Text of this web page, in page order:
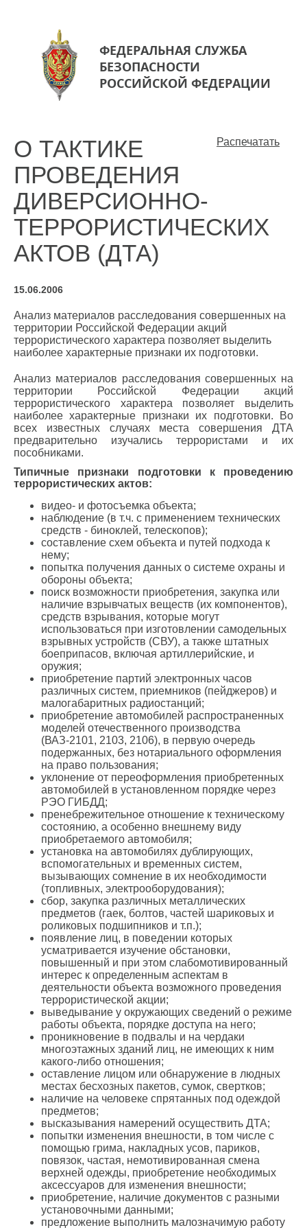
ФЕДЕРАЛЬНАЯ СЛУЖБА
БЕЗОПАСНОСТИ
РОССИЙСКОЙ ФЕДЕРАЦИИ
Распечатать
О ТАКТИКЕ
ПРОВЕДЕНИЯ
ДИВЕРСИОННО-
ТЕРРОРИСТИЧЕСКИХ
АКТОВ (ДТА)
15.06.2006
Анализ материалов расследования совершенных на
территории Российской Федерации акций
террористического характера позволяет выделить
наиболее характерные признаки их подготовки.
Анализ материалов расследования совершенных на
территории Российской Федерации акций
террористического характера позволяет выделить
наиболее характерные признаки их подготовки. Во
всех известных случаях места совершения ДТА
предварительно изучались террористами и их
пособниками.
Типичные признаки подготовки к проведению
террористических актов:
видео- и фотосъемка объекта;
наблюдение (в т.ч. с применением технических
средств - биноклей, телескопов);
составление схем объекта и путей подхода к
нему;
попытка получения данных о системе охраны и
обороны объекта;
поиск возможности приобретения, закупка или
наличие взрывчатых веществ (их компонентов),
средств взрывания, которые могут
использоваться при изготовлении самодельных
взрывных устройств (СВУ), а также штатных
боеприпасов, включая артиллерийские, и
оружия;
приобретение партий электронных часов
различных систем, приемников (пейджеров) и
малогабаритных радиостанций;
приобретение автомобилей распространенных
моделей отечественного производства
(ВАЗ-2101, 2103, 2106), в первую очередь
подержанных, без нотариального оформления
на право пользования;
уклонение от переоформления приобретенных
автомобилей в установленном порядке через
РЭО ГИБДД;
пренебрежительное отношение к техническому
состоянию, а особенно внешнему виду
приобретаемого автомобиля;
установка на автомобилях дублирующих,
вспомогательных и временных систем,
вызывающих сомнение в их необходимости
(топливных, электрооборудования);
сбор, закупка различных металлических
предметов (гаек, болтов, частей шариковых и
роликовых подшипников и т.п.);
появление лиц, в поведении которых
усматривается изучение обстановки,
повышенный и при этом слабомотивированный
интерес к определенным аспектам в
деятельности объекта возможного проведения
террористической акции;
выведывание у окружающих сведений о режиме
работы объекта, порядке доступа на него;
проникновение в подвалы и на чердаки
многоэтажных зданий лиц, не имеющих к ним
какого-либо отношения;
оставление лицом или обнаружение в людных
местах бесхозных пакетов, сумок, свертков;
наличие на человеке спрятанных под одеждой
предметов;
высказывания намерений осуществить ДТА;
попытки изменения внешности, в том числе с
помощью грима, накладных усов, париков,
повязок, частая, немотивированная смена
верхней одежды, приобретение необходимых
аксессуаров для изменения внешности;
приобретение, наличие документов с разными
установочными данными;
предложение выполнить малозначимую работу